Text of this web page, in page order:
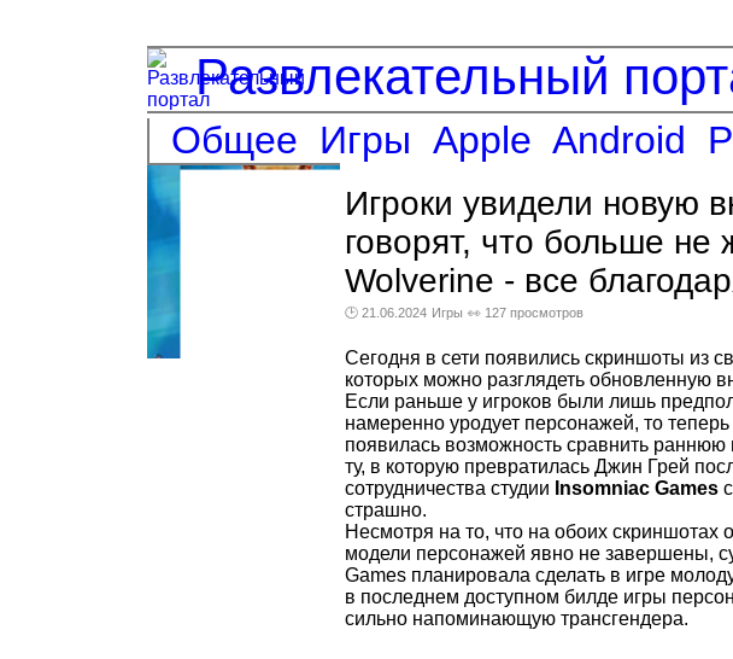
Развлекательный
Общее Игры Apple Android
Игроки увидели новую
говорят, что больше не
Wolverine - все
🕑 21.06.2024 Игры 👀 127 просмотров
Сегодня в сети появились скриншоты из
которых можно разглядеть обновленную
Если раньше у игроков были лишь
намеренно уродует персонажей, то
появилась возможность сравнить
ту, в которую превратилась Джин Грей
сотрудничества студии Insomniac Games с
страшно.
Несмотря на то, что на обоих скриншотах
модели персонажей явно не завершены,
Games планировала сделать в игре
в последнем доступном билде игры
сильно напоминающую трансгендера.